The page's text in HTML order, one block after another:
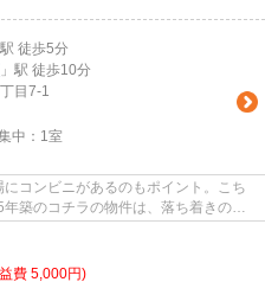
駅 徒歩5分
」駅 徒歩10分
丁目7-1
中： 1室
コンビニがあるのもポイント。こち
築のコチラの物件は、落ち着きのあ
費 5,000円)